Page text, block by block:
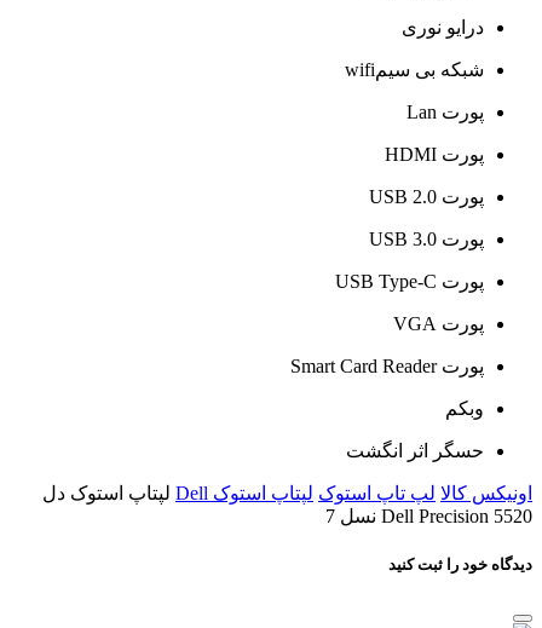
درایو نوری
شبکه بی سیمwifi
پورت Lan
پورت HDMI
پورت USB 2.0
پورت USB 3.0
پورت USB Type-C
پورت VGA
پورت Smart Card Reader
وبکم
حسگر اثر انگشت
اونیکس کالا لپ تاپ استوک لپتاپ استوک Dell
لپتاپ استوک دل
Dell Precision 5520 نسل 7
دیدگاه خود را ثبت کنید